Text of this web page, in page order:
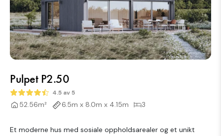
Pulpet P2.50
4.5 av 5
52.56m² 6.5m x 8.0m x 4.15m 3
Et moderne hus med sosiale oppholdsarealer og et unikt